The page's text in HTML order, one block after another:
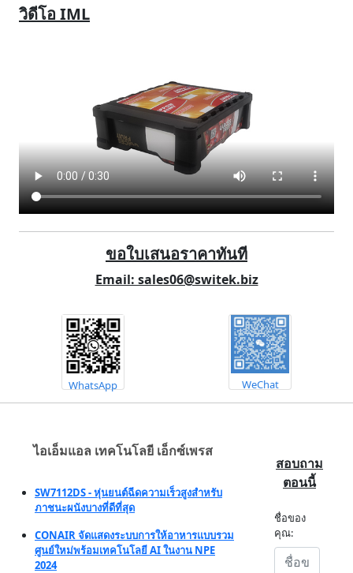
วิดีโอ IML
ขอใบเสนอราคาทันที
Email: sales06@switek.biz
WhatsApp WeChat
ไอเอ็มแอล เทคโนโลยี เอ็กซ์เพรส
SW7112DS - หุ่นยนต์ฉีดความเร็วสูงสำหรับ
ภาชนะผนังบางที่ดีที่สุด
CONAIR จัดแสดงระบบการให้อาหารแบบรวม
ศูนย์ใหม่พร้อมเทคโนโลยี AI ในงาน NPE
2024
สอบถาม
ตอนนี้
ชื่อของ
คุณ: